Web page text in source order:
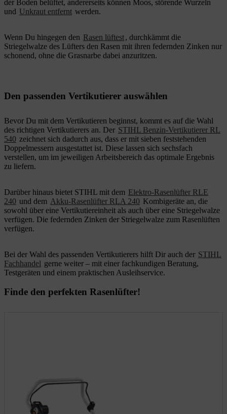
der Boden belüftet, andererseits können Moos, störende Wurzeln
und Unkraut entfernt werden.
Wenn Du hingegen den Rasen lüftest, durchkämmt die
Striegelwalze des Lüfters den Rasen mit ihren federnden Zinken nur
schonend, ohne die Grasnarbe dabei anzuritzen.
Den passenden Vertikutierer auswählen
Bevor Du mit dem Vertikutieren beginnst, kommt es auf die Wahl
des richtigen Vertikutierers an. Der STIHL Benzin-Vertikutierer RL
540 zeichnet sich dadurch aus, dass er mit sieben feststehenden
Doppelmessern ausgestattet ist. Diese lassen sich sechsfach
verstellen, um im jeweiligen Arbeitsbereich das optimale Ergebnis
zu liefern.
Darüber hinaus bietet STIHL mit dem Elektro-Rasenlüfter RLE
240 und dem Akku-Rasenlüfter RLA 240 Kombigeräte an, die
sowohl über eine Vertikutiereinheit als auch über eine Striegelwalze
verfügen. Die federnden Zinken der Striegelwalze zum Rasenlüften
verfügen.
Bei der Wahl des passenden Vertikutierers hilft Dir auch der STIHL
Fachhandel gerne weiter – mit einer fachkundigen Beratung,
Testgeräten und einem praktischen Ausleihservice.
Finde den perfekten Rasenlüfter!